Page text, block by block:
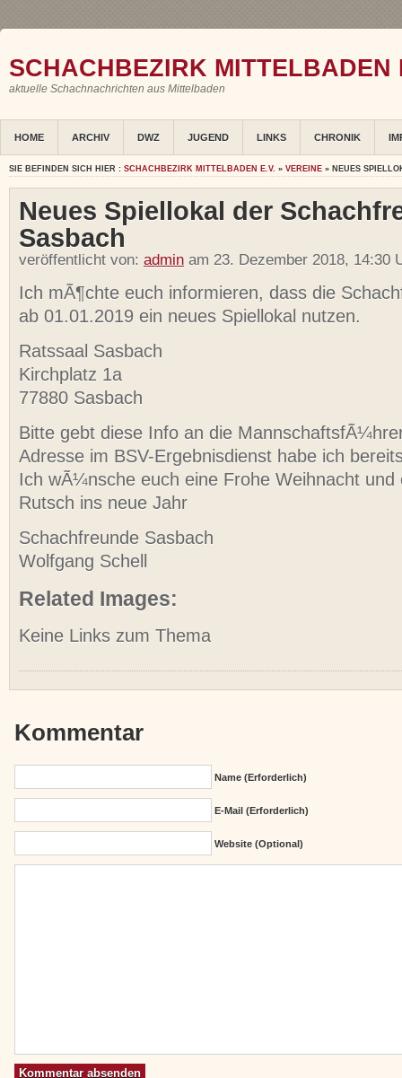
SCHACHBEZIRK MITTELBADEN
aktuelle Schachnachrichten aus Mittelbaden
HOME ARCHIV DWZ JUGEND LINKS CHRONIK
SIE BEFINDEN SICH HIER : SCHACHBEZIRK MITTELBADEN E.V. » VEREINE » NEUES
Neues Spiellokal der
Sasbach
veröffentlicht von: admin am 23. Dezember 2018, 14:30
Ich mÃ¶chte euch informieren, dass die
ab 01.01.2019 ein neues Spiellokal nutzen.
Ratssaal Sasbach
Kirchplatz 1a
77880 Sasbach
Bitte gebt diese Info an die
Adresse im BSV-Ergebnisdienst habe ich
Ich wÃ¼nsche euch eine Frohe Weihnacht und
Rutsch ins neue Jahr
Schachfreunde Sasbach
Wolfgang Schell
Related Images:
Keine Links zum Thema
Kommentar
Name (erforderlich)
E-Mail (erforderlich)
Website (Optional)